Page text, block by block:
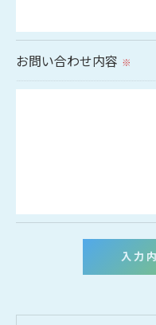
＜個人情報の開示･訂
当社では、お客様の
ご本人である事を確
お問い合わせ内容 ※